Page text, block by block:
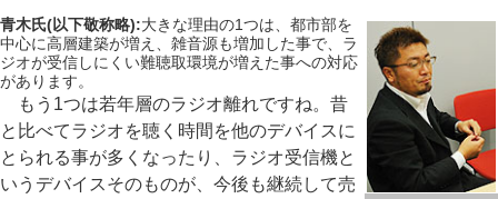
青木氏(以下敬称略):大きな理由の1つは、都市部を
中心に高層建築が増え、雑音源も増加した事で、ラ
ジオが受信しにくい難聴取環境が増えた事への対応
があります。
もう1つは若年層のラジオ離れですね。昔
と比べてラジオを聴く時間を他のデバイスに
とられる事が多くなったり、ラジオ受信機と
いうデバイスそのものが、今後も継続して売